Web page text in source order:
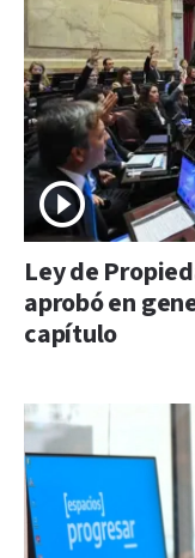
Ley de
aprobó en
capítulo